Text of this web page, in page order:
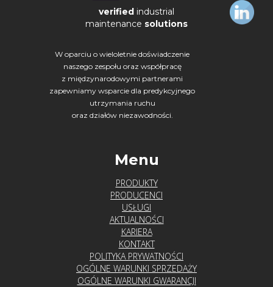
verified industrial
maintenance solutions
W oparciu o wieloletnie doświadczenie
naszego zespołu oraz współpracę
z międzynarodowymi partnerami
zapewniamy wsparcie dla predykcyjnego
utrzymania ruchu
oraz działów niezawodności.
Menu
PRODUKTY
PRODUCENCI
USŁUGI
AKTUALNOŚCI
KARIERA
KONTAKT
POLITYKA PRYWATNOŚCI
OGÓLNE WARUNKI SPRZEDAŻY
OGÓLNE WARUNKI GWARANCJI